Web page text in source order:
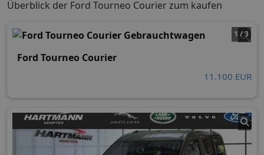
Überblick der Ford Tourneo Courier zum kaufen
1 / 3
Ford Tourneo Courier
11.100 EUR